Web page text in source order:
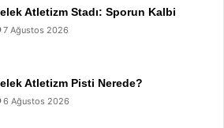
Atletizm Stadı: Sporun Kalbi
7 Ağustos 2026
Atletizm Pisti Nerede?
6 Ağustos 2026